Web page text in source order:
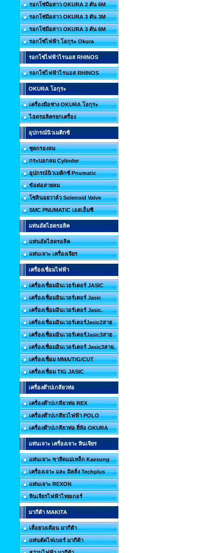
รอกโซ่มือสาว OKURA 2 ตัน 6M
รอกโซ่มือสาว OKURA 3 ตัน 3M
รอกโซ่มือสาว OKURA 3 ตัน 6M
รอกโซ่ไฟฟ้า โอกุระ Okura
รอกโซ่ไฟฟ้าไรนอส RHINOS
รอกโซ่ไฟฟ้าไรนอส RHINOS
OKURA โอกุระ
เครื่องมือช่าง OKURA โอกุระ
ไฮดรอลิครยกเครื่อง
อุปกรณ์นิวเมติกซ์
ชุดกรองลม
กระบอกลม Cylinder
อุปกรณ์นิวเมติกซ์ Pnumatic
ข้อต่อสายลม
โซลินอยวาล์ว Solenoid Valve
SMC PNUMATIC เอสเอ็มซี
แท่นอัดไฮดรอลิค
แท่นอัดไฮดรอลิค
แท่นเจาะ เครื่องเจียร
เครื่องเชื่อมไฟฟ้า
เครื่องเชื่อมอินเวอร์เตอร์ JASIC
เครื่องเชื่อมอินเวอร์เตอร์ Jasic
เครื่องเชื่อมอินเวอร์เตอร์ Jasic.
เครื่องเชื่อมอินเวอร์เตอร์Jasic2สาย
เครื่องเชื่อมอินเวอร์เตอร์Jasic3สาย
เครื่องเชื่อมอินเวอร์เตอร์ Jasic3สาย.
เครื่องเชื่อม MMA/TIG/CUT
เครื่องเชื่อม TIG JASIC
เครื่องต๊าปเกลียวท่อ
เครื่องต๊าปเกลียวท่อ REX
เครื่องต๊าปเกลียวไฟฟ้า POLO
เครื่องต๊าปเกลียวท่อ ยี่ห้อ OKURA
แท่นเจาะ เครื่องเจาะ หินเจียร
แท่นเจาะ ขายึดแม่เหล็ก Kaesung
เครื่องเจาะ และ มิลลิ่ง Techplus
แท่นเจาะ REXON
หินเจียรไฟฟ้าไทยเกอร์
มากีต้า MAKITA
เลื่อยวงเดือน มากีต้า
แท่นตัดไฟเบอร์ มากีต้า